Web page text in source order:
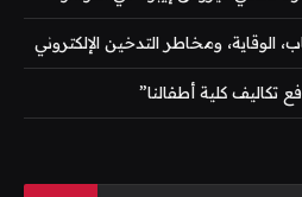
الوقاية، ومخاطر التدخين الإلكتروني